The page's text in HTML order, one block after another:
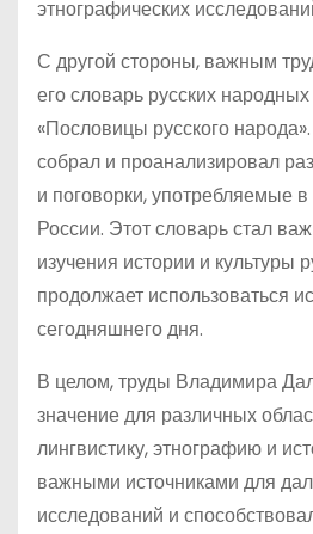
этнографических
С другой стороны, важным
его словарь русских
«Пословицы русского
собрал и проанализировал
и поговорки, употребляемые
России. Этот словарь стал
изучения истории и культуры
продолжает использоваться
сегодняшнего дня.
В целом, труды Владимира
значение для различных
лингвистику, этнографию и
важными источниками для
исследований и